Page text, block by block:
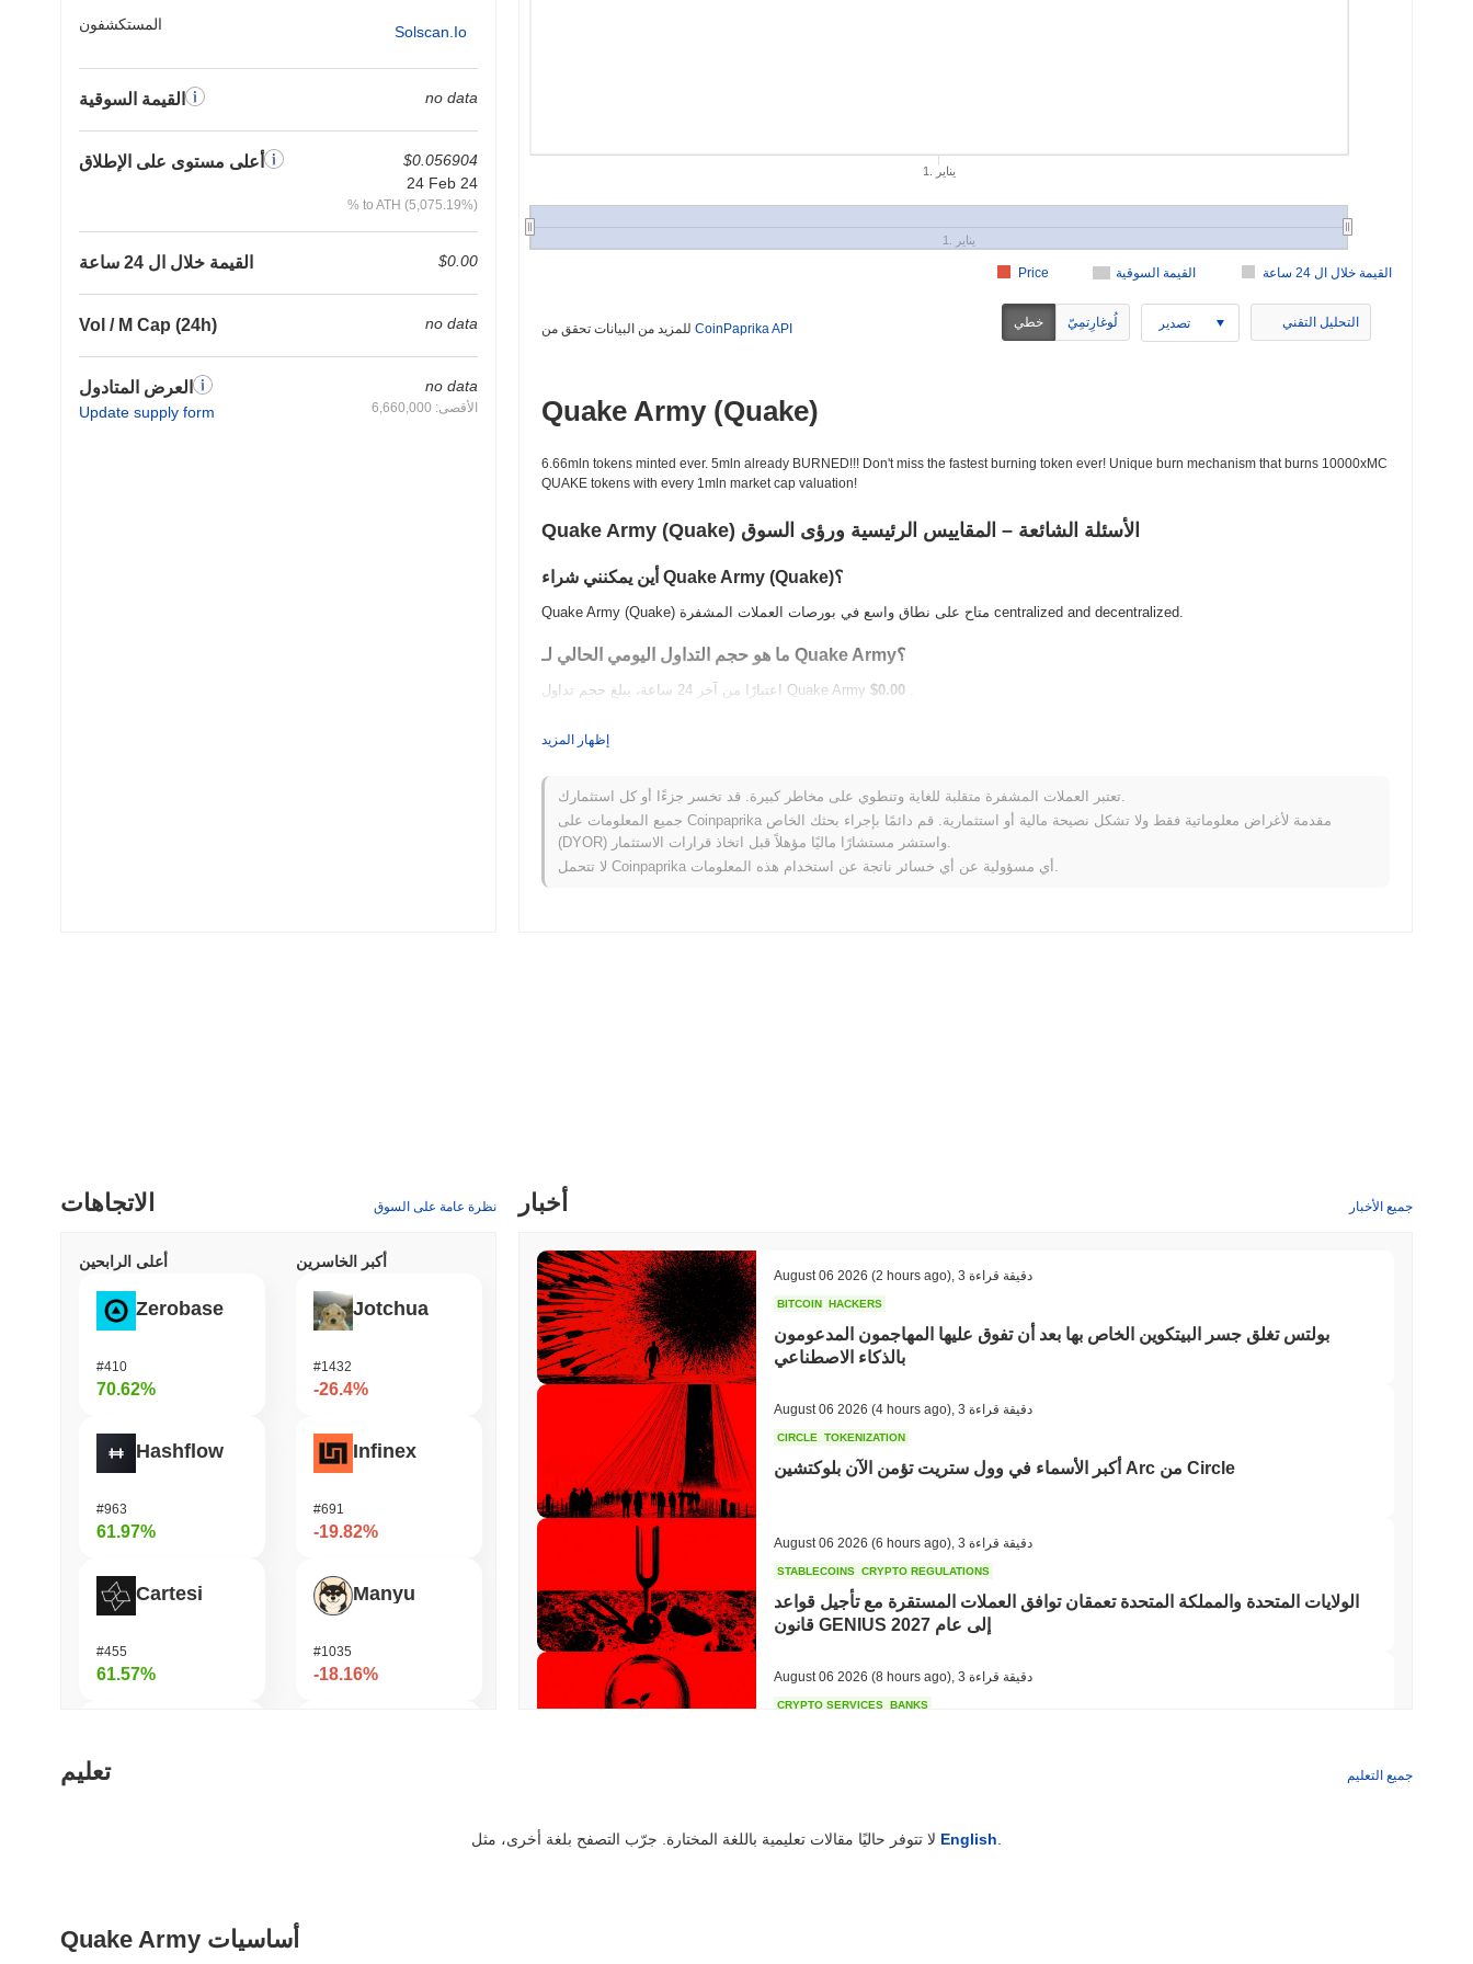
المستكشفون Solscan.io
القيمة السوقية no data
أعلى مستوى على الإطلاق
$0.056904
24 Feb 24
% to ATH (5,075.19%)
القيمة خلال ال 24 ساعة $0.00
Vol / M Cap (24h) no data
العرض المتادول
Update supply form
no data
الأقصى: 6,660,000
القيمة السوقية القيمة خلال ال 24 ساعة Price
1. يناير
1. يناير
CoinPaprika API خطي لُوغارِتمِيّ تصدير التحليل التقني
Quake Army (Quake)
6.66mln tokens minted ever. 5mln already BURNED!!! Don't miss the fastest burning token ever! Unique burn mechanism that burns 10000xMC
QUAKE tokens with every 1mln market cap valuation!
Quake Army (Quake) الأسئلة الشائعة – المقاييس الرئيسية ورؤى السوق
أين يمكنني شراء Quake Army (Quake)؟
Quake Army (Quake) متاح على نطاق واسع في بورصات العملات المشفرة centralized and decentralized.
ما هو حجم التداول اليومي الحالي لـ Quake Army؟
اعتبارًا من آخر 24 ساعة، يبلغ حجم تداول Quake Army $0.00 .
أدنى سعر على الإطلاق (ATL):
$0.00
Quake Army يتم تداوله حاليًا بنسبة ~98.07% أقل من ATH .
كيف يعمل Quake Army مقارنة بسوق العملات المشفرة الأوسع؟
إظهار المزيد
تعتبر العملات المشفرة متقلبة للغاية وتنطوي على مخاطر كبيرة. قد تخسر جزءًا أو كل استثمارك.
جميع المعلومات على Coinpaprika مقدمة لأغراض معلوماتية فقط ولا تشكل نصيحة مالية أو استثمارية. قم دائمًا بإجراء بحثك الخاص
الاتجاهات نظرة عامة على السوق
أعلى الرابحين
Zerobase
#410
70.62%
Hashflow
#963
61.97%
Cartesi
#455
61.57%
#367
أكبر الخاسرين
Jotchua
#1432
-26.4%
Infinex
#691
-19.82%
Manyu
#1035
-18.16%
أخبار جميع الأخبار
August 06 2026 (2 hours ago) 3 دقيقة قراءة
BITCOIN HACKERS
بولتس تغلق جسر البيتكوين الخاص بها بعد أن تفوق عليها المهاجمون المدعومون
بالذكاء الاصطناعي
August 06 2026 (4 hours ago) 3 دقيقة قراءة
CIRCLE TOKENIZATION
أكبر الأسماء في وول ستريت تؤمن الآن بلوكتشين Arc من Circle
August 06 2026 (6 hours ago) 3 دقيقة قراءة
STABLECOINS CRYPTO REGULATIONS
الولايات المتحدة والمملكة المتحدة تعمقان توافق العملات المستقرة مع تأجيل قواعد
قانون GENIUS إلى عام 2027
August 06 2026 (8 hours ago) 3 دقيقة قراءة
CRYPTO SERVICES BANKS
ETHEREUM DEFI
تعليم جميع التعليم
English
Quake Army أساسيات